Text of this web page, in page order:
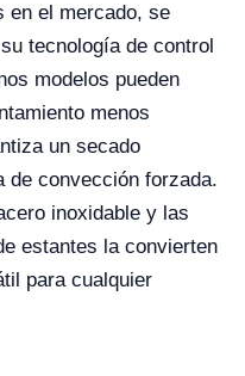
en el mercado, se
tecnología de control
modelos pueden
menos
un secado
de convección forzada.
inoxidable y las
estantes la convierten
para cualquier